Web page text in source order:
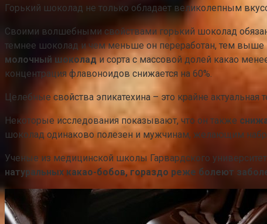
Горький шоколад не только обладает великолепным
Своими волшебными свойствами горький шоколад
темнее шоколад и чем меньше он переработан, тем
молочный шоколади сорта с массовой долей какао
концентрация флавоноидов снижается на 60%.
Целебные свойства эпикатехина – это крайне
Некоторые исследования показывают, что он также
шоколад одинаково полезен и мужчинам, желающим
Ученые из медицинской школы Гарвардского
натуральных какао-бобов, гораздо реже болеют